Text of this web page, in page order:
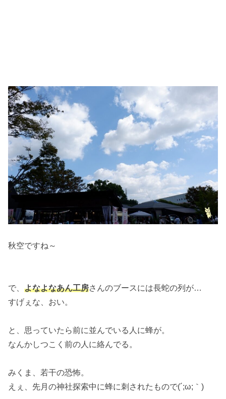
秋空ですね～
で、 よなよなあん工房さんのブースには長蛇の列が…
すげぇな、おい。
と、思っていたら前に並んでいる人に蜂が。
なんかしつこく前の人に絡んでる。
みくま、若干の恐怖。
えぇ、先月の神社探索中に蜂に刺されたもので(´;ω;｀)